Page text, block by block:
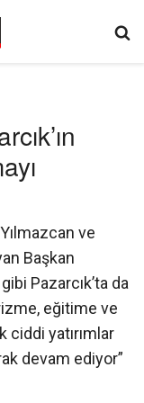
ve
Başkan
Pazarcık’ta da
eğitime ve
ciddi yatırımlar
devam ediyor”